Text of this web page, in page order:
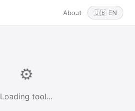
About 🇬🇧 EN
⚙️
Loading tool...